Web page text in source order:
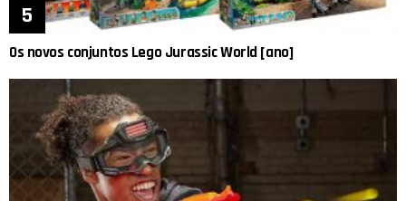
Os novos conjuntos Lego Jurassic World [ano]